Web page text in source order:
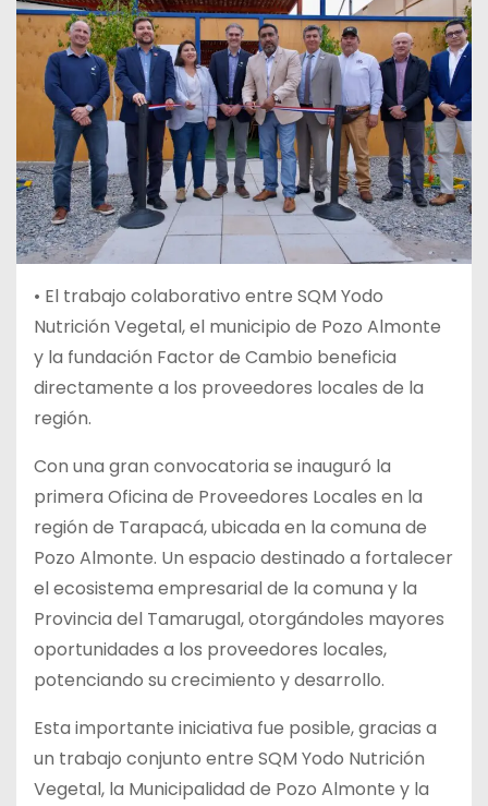
• El trabajo colaborativo entre SQM Yodo
Nutrición Vegetal, el municipio de Pozo Almonte
y la fundación Factor de Cambio beneficia
directamente a los proveedores locales de la
región.
Con una gran convocatoria se inauguró la
primera Oficina de Proveedores Locales en la
región de Tarapacá, ubicada en la comuna de
Pozo Almonte. Un espacio destinado a fortalecer
el ecosistema empresarial de la comuna y la
Provincia del Tamarugal, otorgándoles mayores
oportunidades a los proveedores locales,
potenciando su crecimiento y desarrollo.
Esta importante iniciativa fue posible, gracias a
un trabajo conjunto entre SQM Yodo Nutrición
Vegetal, la Municipalidad de Pozo Almonte y la